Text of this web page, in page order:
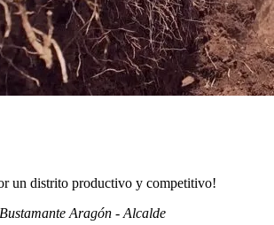
un distrito productivo y competitivo!
Aragón - Alcalde